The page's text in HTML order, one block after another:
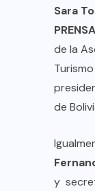
Sara
de la
Turismo
de
y